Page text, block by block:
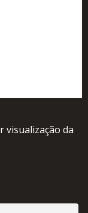
visualização da